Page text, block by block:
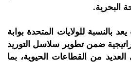
البحرية.
بالنسبة للولايات المتحدة بوابة
ضمن تطوير سلاسل التوريد
من القطاعات الحيوية، بما